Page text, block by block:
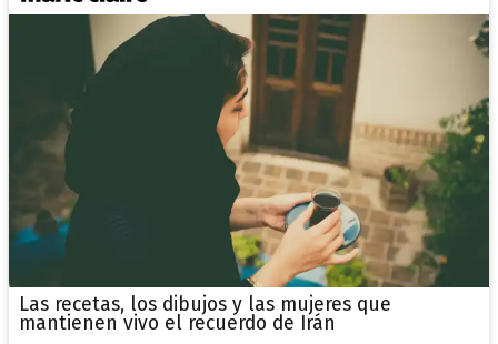
Las recetas, los dibujos y las mujeres que
mantienen vivo el recuerdo de Irán